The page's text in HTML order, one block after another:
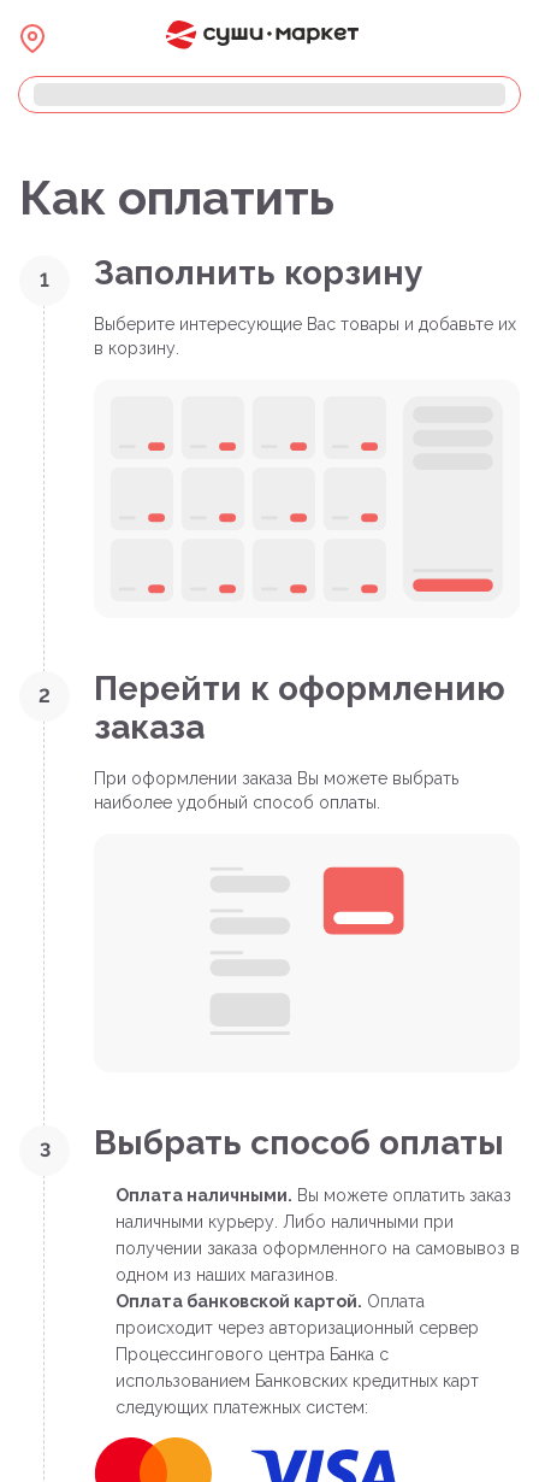
Как оплатить
1 Заполнить корзину
Выберите интересующие Вас товары и добавьте их
в корзину.
2
Перейти к оформлению
заказа
При оформлении заказа Вы можете выбрать
наиболее удобный способ оплаты.
3 Выбрать способ оплаты
Оплата наличными. Вы можете оплатить заказ
наличными курьеру. Либо наличными при
получении заказа оформленного на самовывоз в
одном из наших магазинов.
Оплата банковской картой. Оплата
происходит через авторизационный сервер
Процессингового центра Банка с
использованием Банковских кредитных карт
следующих платежных систем: